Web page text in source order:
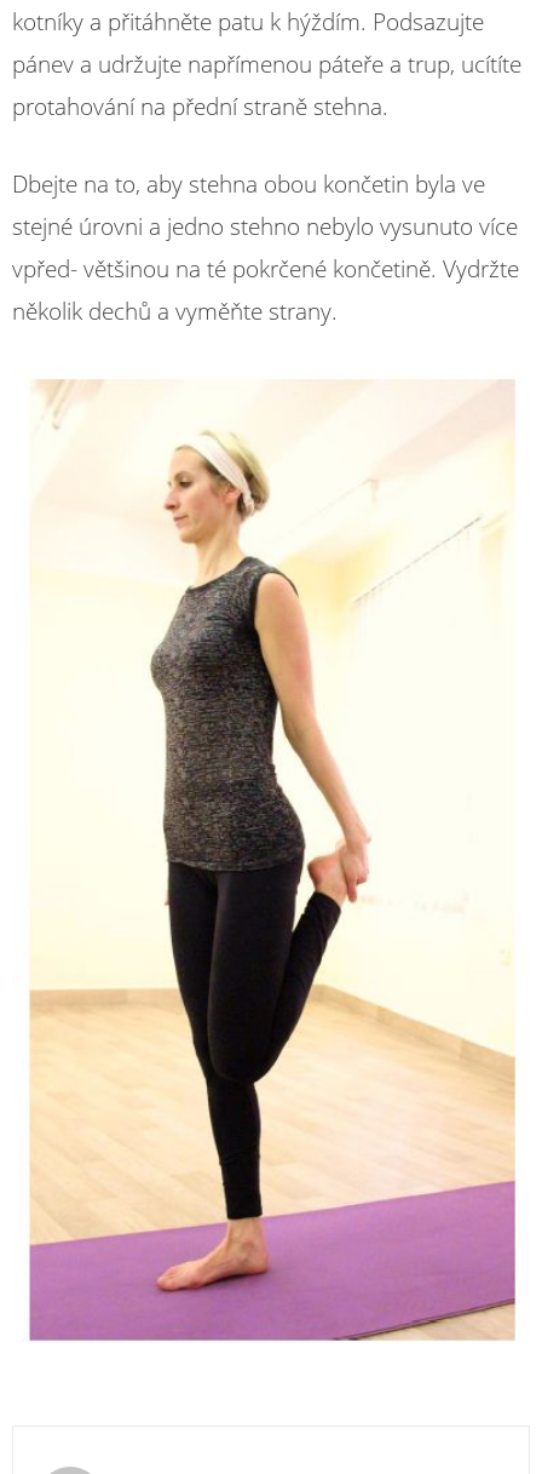
kotníky a přitáhněte patu k hýždím. Podsazujte
pánev a udržujte napřímenou páteře a trup, ucítíte
protahování na přední straně stehna.
Dbejte na to, aby stehna obou končetin byla ve
stejné úrovni a jedno stehno nebylo vysunuto více
vpřed- většinou na té pokrčené končetině. Vydržte
několik dechů a vyměňte strany.